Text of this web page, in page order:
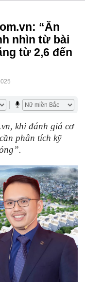
“Ăn
nhìn từ bài
từ 2,6 đến
khi đánh giá cơ
phân tích kỹ